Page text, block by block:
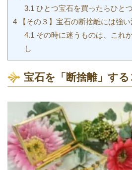
3.1 ひとつ宝石を買ったらひと
4 【その３】宝石の断捨離には強
4.1 その時に迷うものは、これ
し
宝石を「断捨離」する